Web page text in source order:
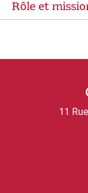
Rôle et
11